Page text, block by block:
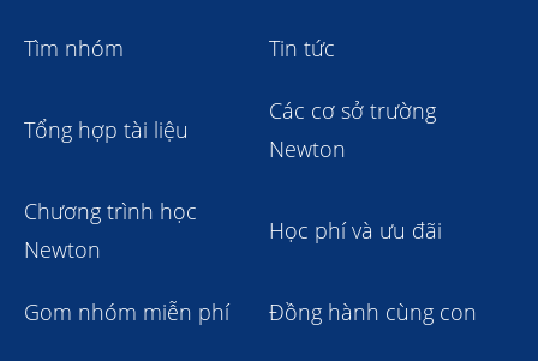
Tìm nhóm Tin tức
Tổng hợp tài liệu
Các cơ sở trường
Newton
Chương trình học
Newton
Học phí và ưu đãi
Gom nhóm miễn phí Đồng hành cùng con